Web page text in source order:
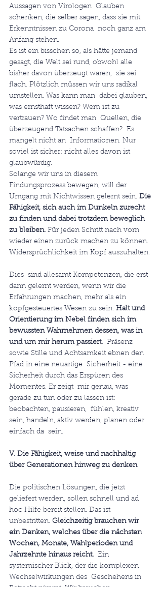
Aussagen von Virologen  Glauben
schenken, die selber sagen, dass sie mit
Erkenntnissen zu Corona  noch ganz am
Anfang stehen.
Es ist ein bisschen so, als hätte jemand
gesagt, die Welt sei rund, obwohl alle
bisher davon überzeugt waren,  sie sei
flach. Plötzlich müssen wir uns radikal
umstellen. Was kann man  dabei glauben,
was ernsthaft wissen? Wem ist zu
vertrauen? Wo findet man  Quellen, die
überzeugend Tatsachen schaffen?  Es
mangelt nicht an  Informationen. Nur
soviel ist sicher: nicht alles davon ist
glaubwürdig.
Solange wir uns in diesem
Findungsprozess bewegen, will der
Umgang mit Nichtwissen gelernt sein. Die
Fähigkeit, sich auch im Dunkeln zurecht
zu finden und dabei trotzdem beweglich
zu bleiben. Für jeden Schritt nach vorn
wieder einen zurück machen zu können.
Widersprüchlichkeit im Kopf auszuhalten.
Dies  sind allesamt Kompetenzen, die erst
dann gelernt werden, wenn wir die
Erfahrungen machen, mehr als ein
kopfgesteuertes Wesen zu sein. Halt und
Orientierung im Nebel finden sich im
bewussten Wahrnehmen dessen, was in
und um mir herum passiert.
  Präsenz
sowie Stille und Achtsamkeit ebnen den
Pfad in eine neuartige  Sicherheit - eine
Sicherheit durch das Erspüren des
Momentes. Er zeigt  mir genau, was
gerade zu tun oder zu lassen ist:
beobachten, pausieren,  fühlen, kreativ
sein, handeln, aktiv werden, planen oder
einfach da  sein.
V. Die Fähigkeit, weise und nachhaltig
über Generationen hinweg zu denken
Die politischen Lösungen, die jetzt
geliefert werden, sollen schnell und ad
hoc Hilfe bereit stellen. Das ist
unbestritten. Gleichzeitig brauchen wir
ein Denken, welches über die nächsten
Wochen, Monate, Wahlperioden und
Jahrzehnte hinaus reicht.
  Ein
systemischer Blick, der die komplexen
Wechselwirkungen des  Geschehens in
Betracht nimmt. Wir brauchen